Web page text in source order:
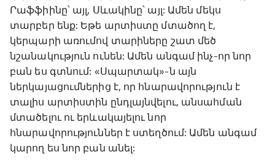
Րաֆֆիինը՝ այլ, Սևակինը՝ այլ: Ամեն մեկս
տարբեր ենք: Եթե արտիստը մտածող է,
կերպարի առումով տարիները շատ մեծ
նշանակություն ունեն: Ամեն անգամ ինչ-որ նոր
բան ես գտնում: «Սպարտակ»-ն այն
ներկայացումներից է, որ հնարավորություն է
տալիս արտիստին ընդլայնվելու, անսահման
մտածելու ու երևակայելու նոր
հնարավորություններ է ստեղծում: Ամեն անգամ
կարող ես նոր բան անել: